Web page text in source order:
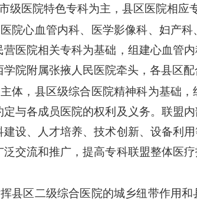
级医院特色专科为主，县区医院相应
院心血管内科、医学影像科、妇产
医院相关专科为基础，组建心血管
院附属张掖人民医院牵头，各县区配
体，县区级综合医院精神科为基础
与各成员医院的权利及义务。联盟
设、人才培养、技术创新、设备利
交流和推广，提高专科联盟整体医
县区二级综合医院的城乡纽带作用